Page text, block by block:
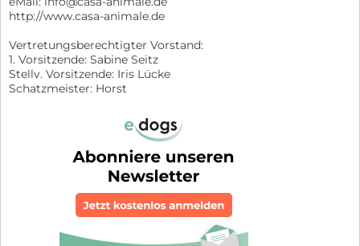
http://www.casa-animale.de
Vertretungsberechtigter Vorstand:
1. Vorsitzende: Sabine Seitz
Stellv. Vorsitzende: Iris Lücke
Schatzmeister: Horst